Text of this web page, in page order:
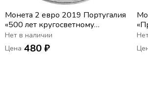
Монета 2 евро 2019 Португалия
«500 лет кругосветному
плаванию Магеллана»
Нет в наличии
Цена 480 ₽